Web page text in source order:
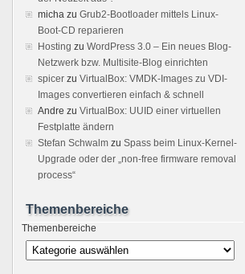
micha zu Grub2-Bootloader mittels Linux-
Boot-CD reparieren
Hosting zu WordPress 3.0 – Ein neues Blog-
Netzwerk bzw. Multisite-Blog einrichten
spicer zu VirtualBox: VMDK-Images zu VDI-
Images convertieren einfach & schnell
Andre zu VirtualBox: UUID einer virtuellen
Festplatte ändern
Stefan Schwalm zu Spass beim Linux-Kernel-
Upgrade oder der „non-free firmware removal
process“
Themenbereiche
Themenbereiche